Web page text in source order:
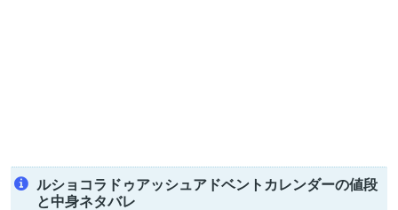
ルショコラドゥアッシュアドベントカレンダーの値段
と中身ネタバレ